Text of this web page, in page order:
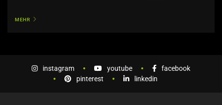
MEHR
instagram youtube
facebook
pinterest
linkedin